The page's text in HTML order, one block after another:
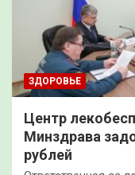
ЗДОРОВЬЕ
Центр
Минздрава
рублей